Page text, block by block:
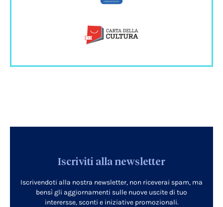
Iscriviti alla newsletter
Iscrivendoti alla nostra newsletter, non riceverai spam, ma
bensì gli aggiornamenti sulle nuove uscite di tuo
interersse, sconti e iniziative promozionali.